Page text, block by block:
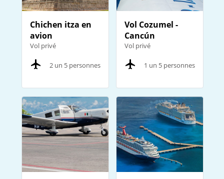
Chichen itza en
avion
Vol privé
2 un 5 personnes
Vol Cozumel -
Cancún
Vol privé
1 un 5 personnes